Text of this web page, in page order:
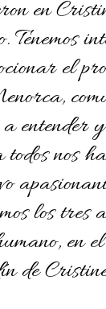
en
Tenemos
el
a entender
todos nos
los
en
de